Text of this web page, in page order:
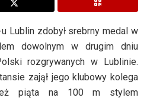
Lublin zdobył srebrny medal w
dowolnym w drugim dniu
rozgrywanych w Lublinie.
zajął jego klubowy kolega
piąta na 100 m stylem